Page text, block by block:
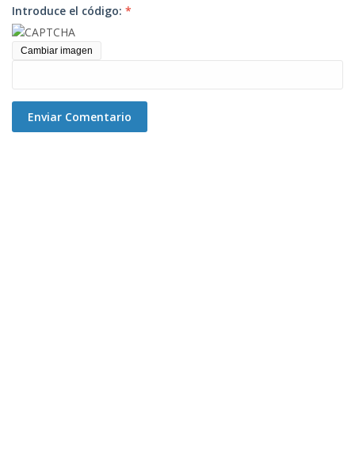
Introduce el código: *
Cambiar imagen
Enviar Comentario